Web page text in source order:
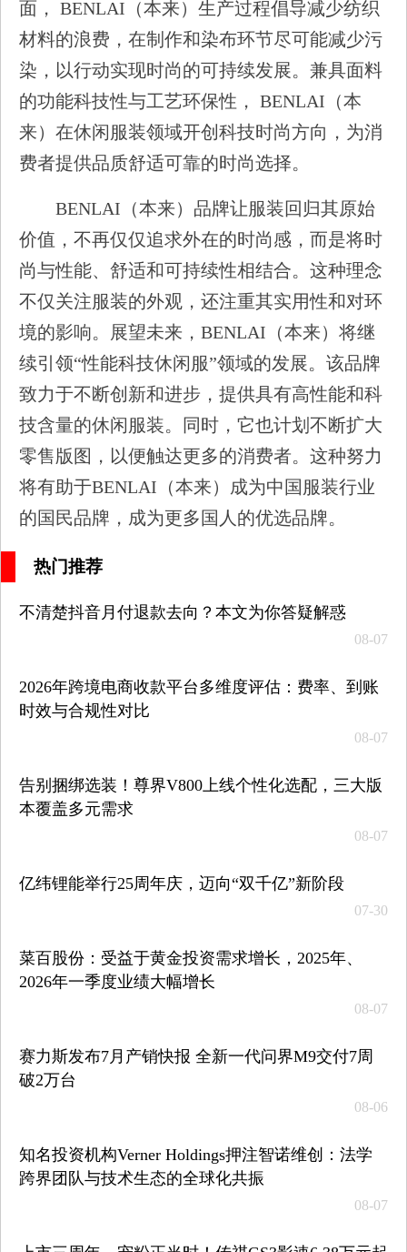
面， BENLAI（本来）生产过程倡导减少纺织
材料的浪费，在制作和染布环节尽可能减少污
染，以行动实现时尚的可持续发展。兼具面料
的功能科技性与工艺环保性， BENLAI（本
来）在休闲服装领域开创科技时尚方向，为消
费者提供品质舒适可靠的时尚选择。
BENLAI（本来）品牌让服装回归其原始
价值，不再仅仅追求外在的时尚感，而是将时
尚与性能、舒适和可持续性相结合。这种理念
不仅关注服装的外观，还注重其实用性和对环
境的影响。展望未来，BENLAI（本来）将继
续引领“性能科技休闲服”领域的发展。该品牌
致力于不断创新和进步，提供具有高性能和科
技含量的休闲服装。同时，它也计划不断扩大
零售版图，以便触达更多的消费者。这种努力
将有助于BENLAI（本来）成为中国服装行业
的国民品牌，成为更多国人的优选品牌。
热门推荐
不清楚抖音月付退款去向？本文为你答疑解惑
08-07
2026年跨境电商收款平台多维度评估：费率、到账
时效与合规性对比
08-07
告别捆绑选装！尊界V800上线个性化选配，三大版
本覆盖多元需求
08-07
亿纬锂能举行25周年庆，迈向“双千亿”新阶段
07-30
菜百股份：受益于黄金投资需求增长，2025年、
2026年一季度业绩大幅增长
08-07
赛力斯发布7月产销快报 全新一代问界M9交付7周
破2万台
08-06
知名投资机构Verner Holdings押注智诺维创：法学
跨界团队与技术生态的全球化共振
08-07